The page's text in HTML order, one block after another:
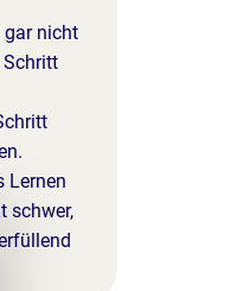
gar nicht
Schritt
Lernen
schwer,